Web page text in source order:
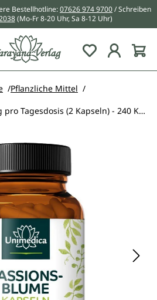
Bestellhotline:07626 974 9700/ Schreiben
(Mo-Fr 8-20 Uhr, Sa 8-12 Uhr)
Du hast 0
Pflanzliche Mittel
Passionsblume - 750 mg pro Tagesdosis (2 Kapseln) - 240 Kapseln - von Unimedica